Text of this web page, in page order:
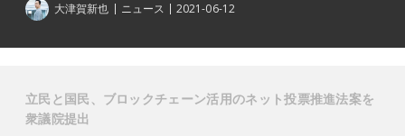
大津賀新也 ニュース 2021-06-12
立民と国民、ブロックチェーン活用のネット投票推進法案を
衆議院提出